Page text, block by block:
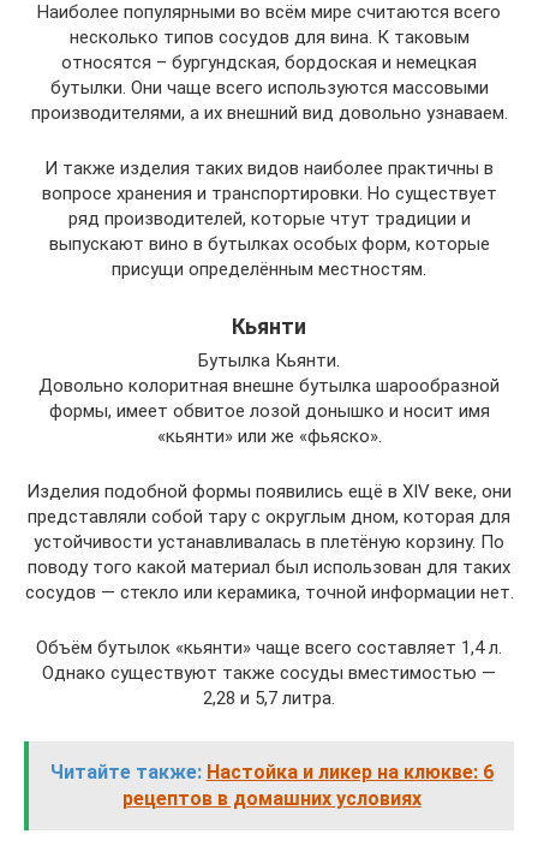
Наиболее популярными во всём мире считаются всего
несколько типов сосудов для вина. К таковым
относятся – бургундская, бордоская и немецкая
бутылки. Они чаще всего используются массовыми
производителями, а их внешний вид довольно узнаваем.
И также изделия таких видов наиболее практичны в
вопросе хранения и транспортировки. Но существует
ряд производителей, которые чтут традиции и
выпускают вино в бутылках особых форм, которые
присущи определённым местностям.
Кьянти
Бутылка Кьянти.
Довольно колоритная внешне бутылка шарообразной
формы, имеет обвитое лозой донышко и носит имя
«кьянти» или же «фьяско».
Изделия подобной формы появились ещё в XIV веке, они
представляли собой тару с округлым дном, которая для
устойчивости устанавливалась в плетёную корзину. По
поводу того какой материал был использован для таких
сосудов — стекло или керамика, точной информации нет.
Объём бутылок «кьянти» чаще всего составляет 1,4 л.
Однако существуют также сосуды вместимостью —
2,28 и 5,7 литра.
Читайте также: Настойка и ликер на клюкве: 6
рецептов в домашних условиях